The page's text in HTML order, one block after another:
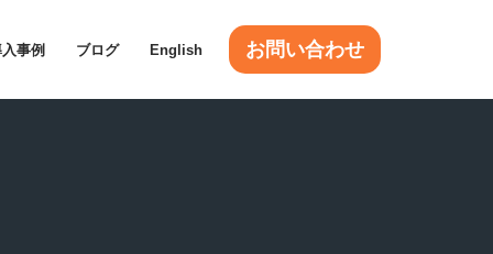
事例 ブログ English お問い合わせ